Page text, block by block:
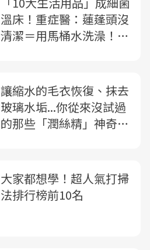
溫床！重症醫：蓮蓬頭沒
清潔＝用馬桶水洗澡！教
讓縮水的毛衣恢復、抹去
玻璃水垢...你從來沒試過
的那些「潤絲精」神奇功
大家都想學！超人氣打掃
法排行榜前10名